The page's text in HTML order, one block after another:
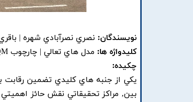
نویسندگان: نصري نصرآبادي شهره |
کلیدواژه ها: مدل هاي تعالي | چارچوب EFQM | ارزيابي عملکرد | ارزيابي مراکز تحقيقاتي
چکیده:
يکي از جنبه هاي کليدي تضمين رقابت
بين, مراکز تحقيقاتي نقش حائز